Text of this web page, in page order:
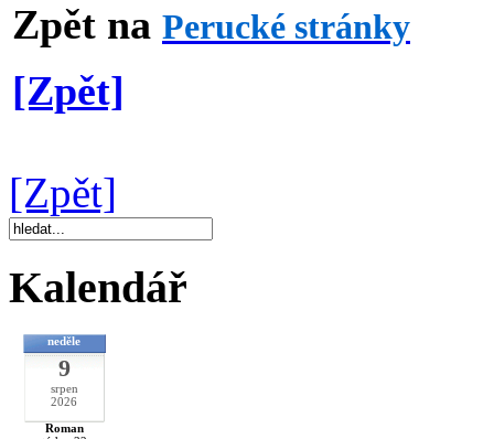
Zpět na Perucké stránky
[Zpět]
[Zpět]
Kalendář
neděle
9
srpen
2026
Roman